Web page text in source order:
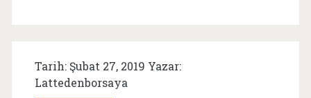
Temettüler
Tarih: Şubat 27, 2019 Yazar:
Lattedenborsaya